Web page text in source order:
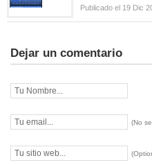
Publicado el 19 Dic
Dejar un comentario
(No